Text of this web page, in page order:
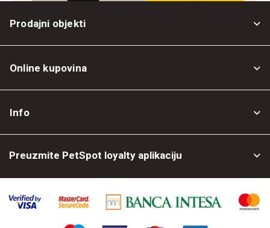
Prodajni objekti
Online kupovina
Info
Preuzmite PetSpot loyalty aplikaciju